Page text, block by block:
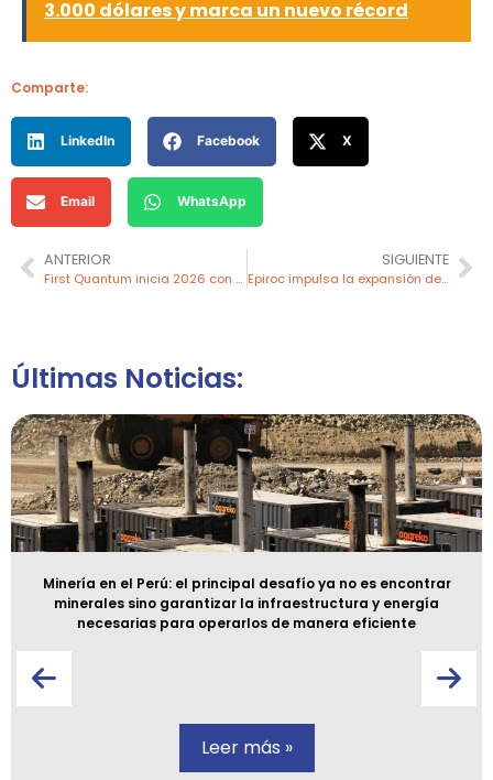
3.000 dólares y marca un nuevo récord
Comparte:
LinkedIn Facebook X
Email WhatsApp
ANTERIOR
First Quantum inicia 2026 con solidez financiera y optimismo por el cobre
SIGUIENTE
Epiroc impulsa la expansión de Fraser Drill Blast en Canadá con tecnología inteligente
Últimas Noticias:
Minería en el Perú: el principal desafío ya no es encontrar
minerales sino garantizar la infraestructura y energía
necesarias para operarlos de manera eficiente
Leer más »